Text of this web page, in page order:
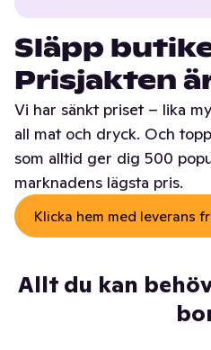
Släpp
Prisjakten
Vi har sänkt priset – lika
all mat och dryck. Och
som alltid ger dig 500
marknadens lägsta pris.
Klicka hem med leverans
Allt du kan